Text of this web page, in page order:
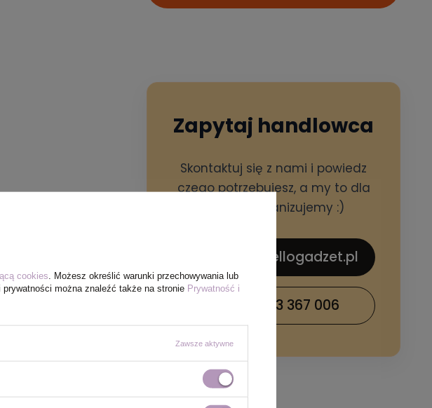
Zapytaj handlowca
Skontaktuj się z nami i powiedz
czego potrzebujesz, a my to dla
Ciebie zorganizujemy :)
sklep@hellogadzet.pl
+48 733 367 006
cookies . Możesz określić warunki przechowywania lub
można znaleźć także na stronie Prywatność i
Zawsze aktywne